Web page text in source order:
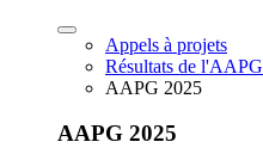
Appels à projets
Résultats de l'AAPG
AAPG 2025
AAPG 2025